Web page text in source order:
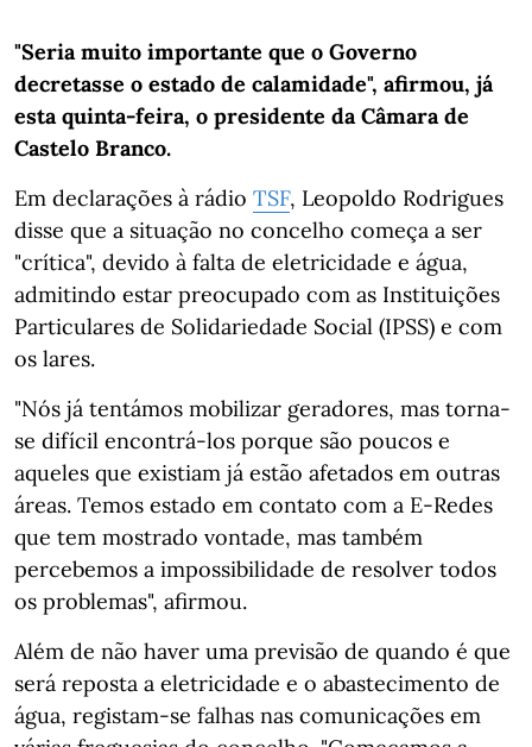
"Seria muito importante que o Governo
decretasse o estado de calamidade", afirmou, já
esta quinta-feira, o presidente da Câmara de
Castelo Branco.
Em declarações à rádio TSF, Leopoldo Rodrigues
disse que a situação no concelho começa a ser
"crítica", devido à falta de eletricidade e água,
admitindo estar preocupado com as Instituições
Particulares de Solidariedade Social (IPSS) e com
os lares.
"Nós já tentámos mobilizar geradores, mas torna-
se difícil encontrá-los porque são poucos e
aqueles que existiam já estão afetados em outras
áreas. Temos estado em contato com a E-Redes
que tem mostrado vontade, mas também
percebemos a impossibilidade de resolver todos
os problemas", afirmou.
Além de não haver uma previsão de quando é que
será reposta a eletricidade e o abastecimento de
água, registam-se falhas nas comunicações em